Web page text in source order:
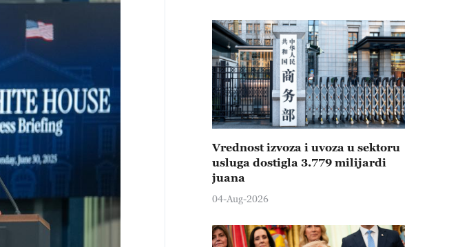
Vrednost izvoza i uvoza u sektoru
usluga dostigla 3.779 milijardi
juana
04-Aug-2026